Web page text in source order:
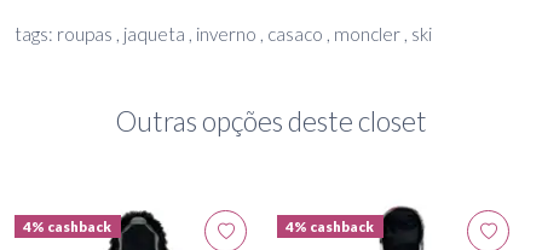
tags: roupas , jaqueta , inverno , casaco , moncler , ski
Outras opções deste closet
4% cashback 4% cashback